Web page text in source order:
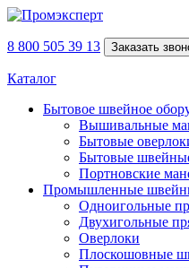
8 800 505 39 13 Заказать
Каталог
Бытовое швейное
Вышивальные
Бытовые
Бытовые
Портновские
Промышленные
Одноигольные
Двухигольные
Оверлоки
Плоскошовные